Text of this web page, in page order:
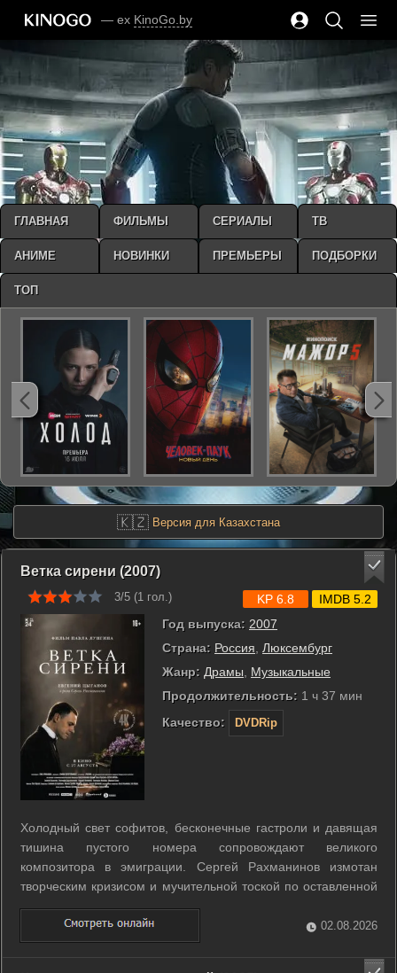
— ex KinoGo.by
🇰🇿 Версия для Казахстана
Ветка сирени (2007)
3/5 (1 гол.)
Год выпуска: 2007
Страна: Россия
Люксембург
Жанр: Драмы
Музыкальные
Продолжительность: 1 ч 37 мин
Качество:
DVDRip
KP 6.8 IMDB 5.2
Холодный свет софитов, бесконечные гастроли и давящая
тишина пустого номера сопровождают великого
композитора в эмиграции. Сергей Рахманинов измотан
творческим кризисом и мучительной тоской по оставленной
навсегда России. Единственным проблеском надежды для
него становится загадочная незнакомка, которая присылает
ветки белой сирени после каждого ...
02.08.2026
ГЛАВНАЯ ФИЛЬМЫ СЕРИАЛЫ ТВ
АНИМЕ НОВИНКИ ПРЕМЬЕРЫ ПОДБОРКИ
ТОП